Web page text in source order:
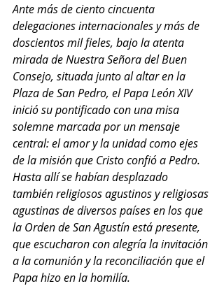
Ante más de ciento cincuenta
delegaciones internacionales y más de
doscientos mil fieles, bajo la atenta
mirada de Nuestra Señora del Buen
Consejo, situada junto al altar en la
Plaza de San Pedro, el Papa León XIV
inició su pontificado con una misa
solemne marcada por un mensaje
central: el amor y la unidad como ejes
de la misión que Cristo confió a Pedro.
Hasta allí se habían desplazado
también religiosos agustinos y religiosas
agustinas de diversos países en los que
la Orden de San Agustín está presente,
que escucharon con alegría la invitación
a la comunión y la reconciliación que el
Papa hizo en la homilía.